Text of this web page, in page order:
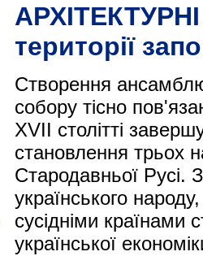
території
Створення
собору тісно
XVIІ столітті
становлення трьох
Стародавньої Русі.
українського народу,
сусідніми країнами
української